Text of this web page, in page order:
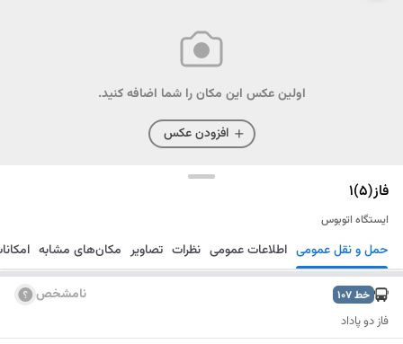
اولین عکس این مکان را شما اضافه کنید.
افزودن عکس
فاز(5)1
ایستگاه اتوبوس
مسیریابی ذخیره ارسال حمل و نقل عمومی اطلاعات عمومی نظرات تصاویر مکان‌های مشابه
خط107 نامشخص
فاز دو پاداد